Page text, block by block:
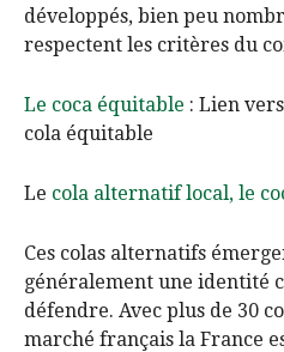
développés, bien peu
respectent les critères du
Le coca équitable : Lien
cola équitable
Le cola alternatif local, le
Ces colas alternatifs
généralement une identité
défendre. Avec plus de 30
marché français la France